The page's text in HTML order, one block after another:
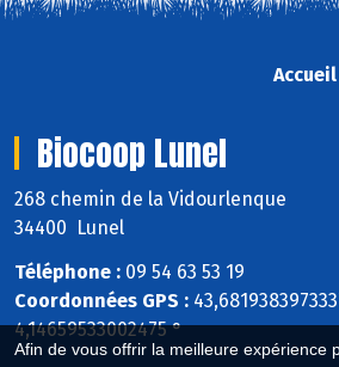
Afin de vous offrir la meilleure expérience
Accueil
Biocoop Lunel
268 chemin de la Vidourlenque
34400 Lunel
Téléphone : 09 54 63 53 19
Coordonnées GPS :
4,14659533002475 °